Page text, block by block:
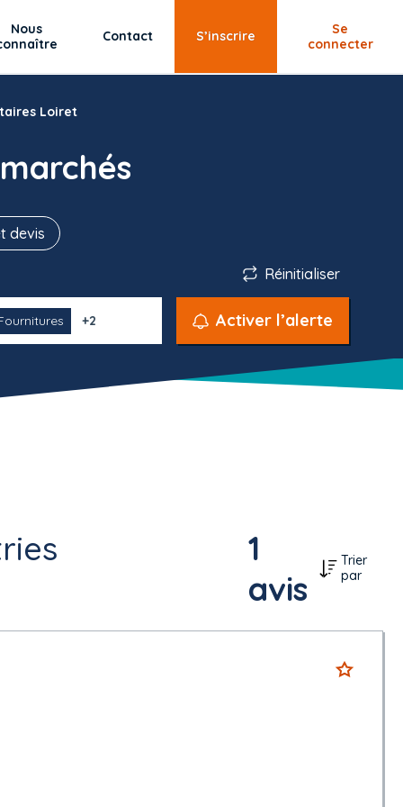
Nous
Contact S’inscrire
Se
connecter
devis
Réinitialiser
+2 Activer l’alerte
Loiret
1
avis
Trier
par